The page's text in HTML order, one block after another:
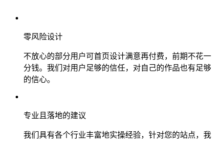
零风险设计
不放心的部分用户可首页设计满意再付费，前期不花一
分钱。我们对用户足够的信任，对自己的作品也有足够
的信心。
专业且落地的建议
我们具有各个行业丰富地实操经验，针对您的站点，我